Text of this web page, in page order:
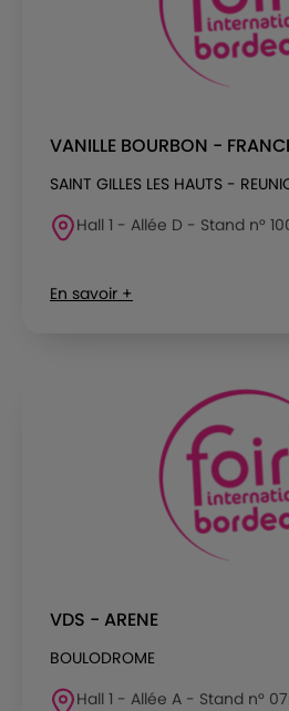
VANILLE BOURBON -
SAINT GILLES LES HAUTS -
Hall 1 - Allée D - Stand n°
En savoir +
VDS - ARENE
BOULODROME
Hall 1 - Allée A - Stand n°